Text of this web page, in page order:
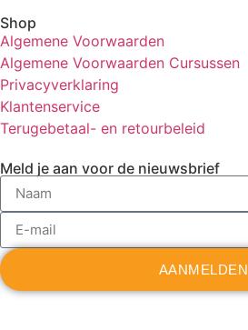
Shop
Algemene Voorwaarden
Algemene Voorwaarden Cursussen
Privacyverklaring
Klantenservice
Terugebetaal- en retourbeleid
Meld je aan voor de nieuwsbrief
AANMELDEN